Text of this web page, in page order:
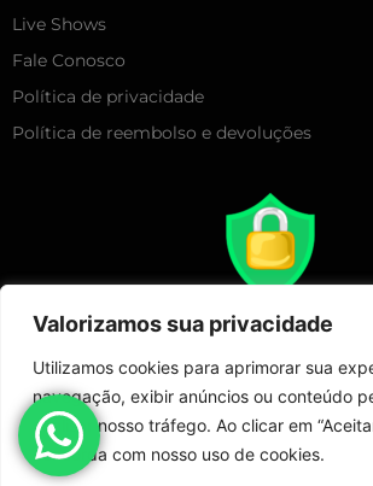
Valorizamos sua privacidade
Utilizamos cookies para aprimorar sua
navegação, exibir anúncios ou conteúdo
analisar nosso tráfego. Ao clicar em
concorda com nosso uso de cookies.
Live Shows
Fale Conosco
Política de privacidade
Política de reembolso e devoluções
Copyright 2025 – Live Show